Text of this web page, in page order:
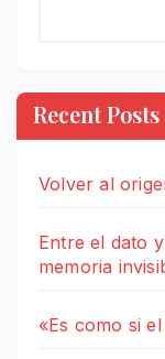
Recent Posts
Volver al
Entre el dato
memoria
«Es como si